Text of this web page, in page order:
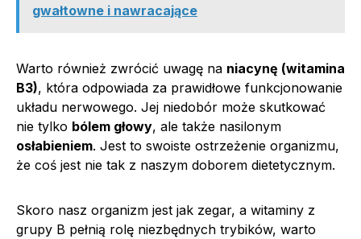
gwałtowne i nawracające
Warto również zwrócić uwagę na niacynę (witamina
B3), która odpowiada za prawidłowe funkcjonowanie
układu nerwowego. Jej niedobór może skutkować
nie tylko bólem głowy, ale także nasilonym
osłabieniem. Jest to swoiste ostrzeżenie organizmu,
że coś jest nie tak z naszym doborem dietetycznym.
Skoro nasz organizm jest jak zegar, a witaminy z
grupy B pełnią rolę niezbędnych trybików, warto